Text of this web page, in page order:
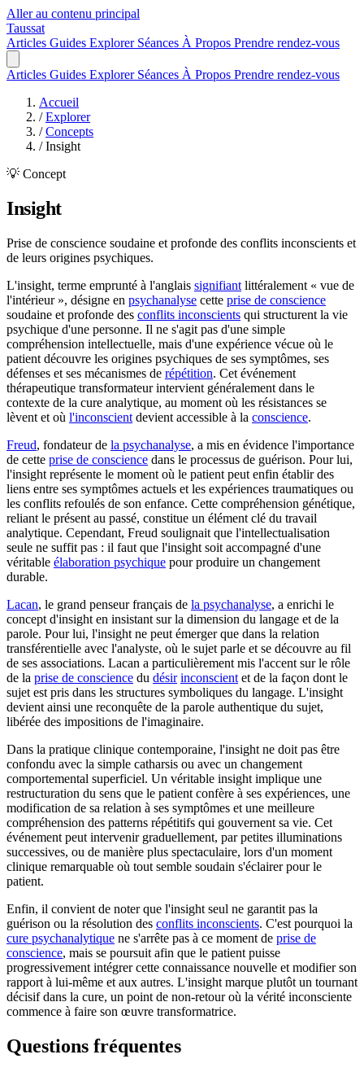
Aller au contenu principal
Taussat
Articles Guides Explorer Séances À Propos Prendre rendez-vous
Articles Guides Explorer Séances À Propos Prendre rendez-vous
Accueil
/ Explorer
/ Concepts
/ Insight
💡 Concept
Insight
Prise de conscience soudaine et profonde des conflits inconscients et
de leurs origines psychiques.
L'insight, terme emprunté à l'anglais signifiant littéralement « vue de
l'intérieur », désigne en psychanalyse cette prise de conscience
soudaine et profonde des conflits inconscients qui structurent la vie
psychique d'une personne. Il ne s'agit pas d'une simple
compréhension intellectuelle, mais d'une expérience vécue où le
patient découvre les origines psychiques de ses symptômes, ses
défenses et ses mécanismes de répétition. Cet événement
thérapeutique transformateur intervient généralement dans le
contexte de la cure analytique, au moment où les résistances se
lèvent et où l'inconscient devient accessible à la conscience.
Freud, fondateur de la psychanalyse, a mis en évidence l'importance
de cette prise de conscience dans le processus de guérison. Pour lui,
l'insight représente le moment où le patient peut enfin établir des
liens entre ses symptômes actuels et les expériences traumatiques ou
les conflits refoulés de son enfance. Cette compréhension génétique,
reliant le présent au passé, constitue un élément clé du travail
analytique. Cependant, Freud soulignait que l'intellectualisation
seule ne suffit pas : il faut que l'insight soit accompagné d'une
véritable élaboration psychique pour produire un changement
durable.
Lacan, le grand penseur français de la psychanalyse, a enrichi le
concept d'insight en insistant sur la dimension du langage et de la
parole. Pour lui, l'insight ne peut émerger que dans la relation
transférentielle avec l'analyste, où le sujet parle et se découvre au fil
de ses associations. Lacan a particulièrement mis l'accent sur le rôle
de la prise de conscience du désir inconscient et de la façon dont le
sujet est pris dans les structures symboliques du langage. L'insight
devient ainsi une reconquête de la parole authentique du sujet,
libérée des impositions de l'imaginaire.
Dans la pratique clinique contemporaine, l'insight ne doit pas être
confondu avec la simple catharsis ou avec un changement
comportemental superficiel. Un véritable insight implique une
restructuration du sens que le patient confère à ses expériences, une
modification de sa relation à ses symptômes et une meilleure
compréhension des patterns répétitifs qui gouvernent sa vie. Cet
événement peut intervenir graduellement, par petites illuminations
successives, ou de manière plus spectaculaire, lors d'un moment
clinique remarquable où tout semble soudain s'éclairer pour le
patient.
Enfin, il convient de noter que l'insight seul ne garantit pas la
guérison ou la résolution des conflits inconscients. C'est pourquoi la
cure psychanalytique ne s'arrête pas à ce moment de prise de
conscience, mais se poursuit afin que le patient puisse
progressivement intégrer cette connaissance nouvelle et modifier son
rapport à lui-même et aux autres. L'insight marque plutôt un tournant
décisif dans la cure, un point de non-retour où la vérité inconsciente
commence à faire son œuvre transformatrice.
Questions fréquentes